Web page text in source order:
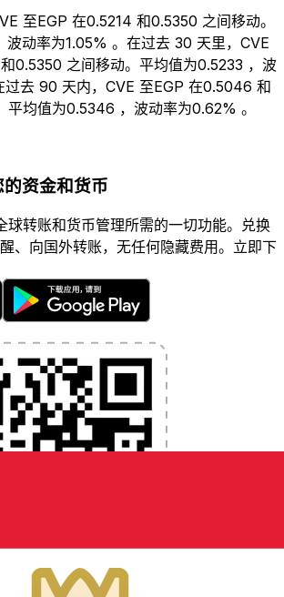
至EGP 在0.5214 和0.5350 之间移动。
波动率为1.05% 。在过去 30 天里，CVE
0.5350 之间移动。平均值为0.5233 ，波
去 90 天内，CVE 至EGP 在0.5046 和
均值为0.5346 ，波动率为0.62% 。
资金和货币
球转账和货币管理所需的一切功能。兑换
、向国外转账，无任何隐藏费用。立即下